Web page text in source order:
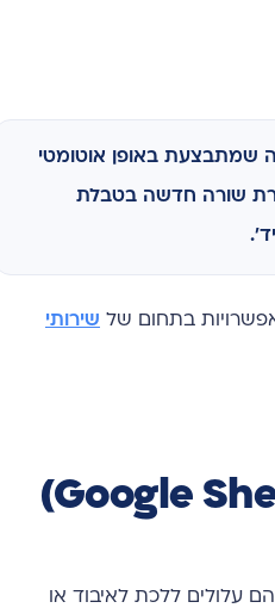
שמתבצעת באופן אוטומטי
שורה חדשה בטבלת
שירותי
עלולים ללכת לאיבוד או